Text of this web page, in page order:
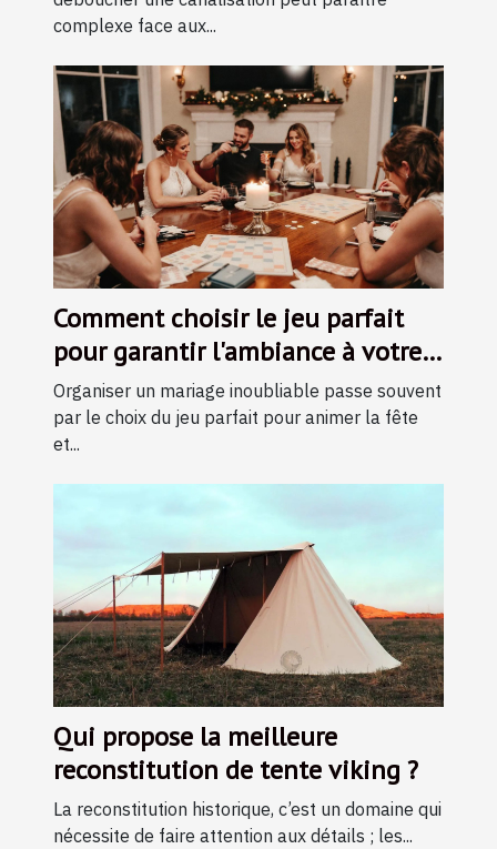
complexe face aux...
Comment choisir le jeu parfait
pour garantir l'ambiance à votre
mariage ?
Organiser un mariage inoubliable passe souvent
par le choix du jeu parfait pour animer la fête
et...
Qui propose la meilleure
reconstitution de tente viking ?
La reconstitution historique, c’est un domaine qui
nécessite de faire attention aux détails ; les...